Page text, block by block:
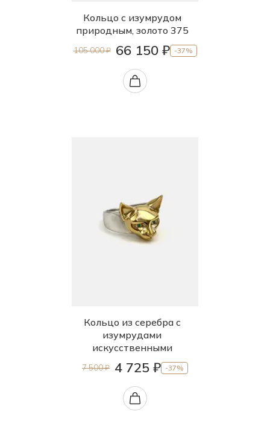
Кольцо с изумрудом
природным, золото 375
105 000 ₽ 66 150 ₽ -37%
Кольцо из серебра с
изумрудами
искусственными
7 500 ₽ 4 725 ₽ -37%